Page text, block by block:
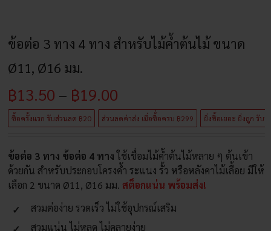
ข้อต่อ 3 ทาง 4 ทาง สำหรับไม้ค้ำต้นไม้ ขนาด
Ø11, Ø16 มม.
฿13.50 – ฿19.00
range:
through
฿19.00
ซื้อครั้งแรก รับส่วนลด ฿20 ส่วนลดค่าส่ง เมื่อซื้่อครบ ฿299 ยิ่งซื้อเยอะ ยิ่งถูก รับ
ข้อต่อ 3 ทาง ข้อต่อ 4 ทางใช้เชื่อมไม้ค้ำต้นไม้หลาย ๆ ต้นเข้า
ด้วยกัน สำหรับประกอบโครงค้ำ ระแนง รั้ว หรือหลังคาไม้เลื้อย มีให้
เลือก 2 ขนาด Ø11, Ø16 มม. สต็อกแน่น พร้อมส่ง!
สวมต่อง่าย รวดเร็ว ไม่ใช้อุปกรณ์เสริม
สวมแน่น ไม่หลุด ไม่คลายง่าย